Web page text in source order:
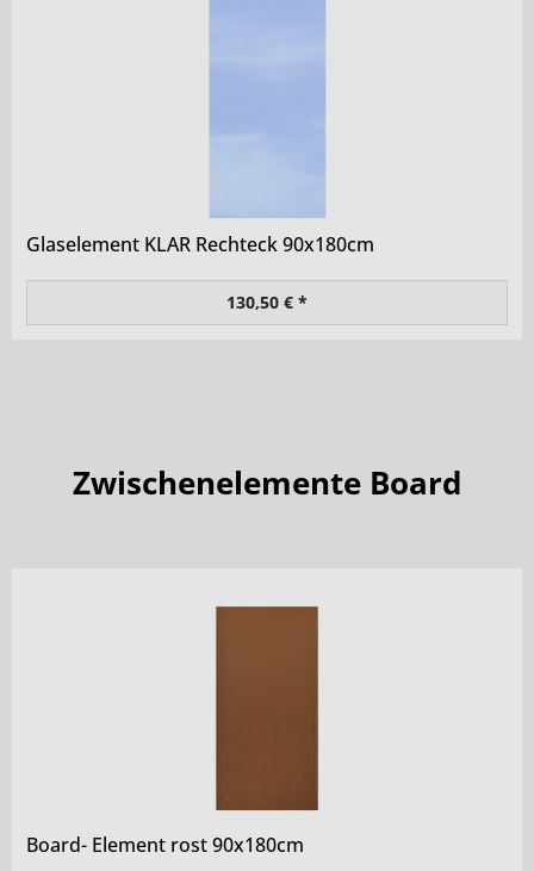
Glaselement KLAR Rechteck 90x180cm
130,50 € *
Zwischenelemente Board
Board- Element rost 90x180cm